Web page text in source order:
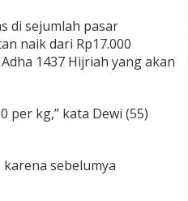
di sejumlah pasar
naik dari Rp17.000
1437 Hijriah yang akan
per kg,” kata Dewi (55)
sebelumya